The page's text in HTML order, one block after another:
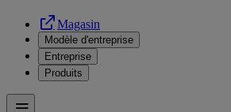
Magasin
Modèle d'entreprise
Entreprise
Produits